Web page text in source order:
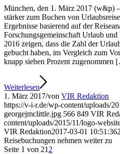
München, den 1. März 2017 (w&p)
stärker zum Buchen von
Ergebnisse basierend auf der
Forschungsgemeinschaft Urlaub
2016 zeigen, dass die Zahl der
gebucht haben, im Vergleich zum
knapp sieben Prozent zugenommen
Weiterlesen
1. März 2017/von VIR Redaktion
https://v-i-r.de/wp-content/uploads/
georgejmclittle.jpg 566 849 VIR
content/uploads/2015/11/logo-
VIR Redaktion2017-03-01 10:51:36
Reisebuchungen nehmen weiter zu
Seite 1 von 21 2